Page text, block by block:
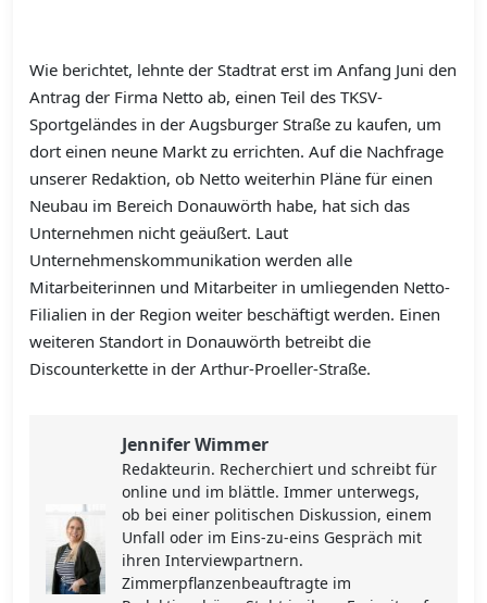
Wie berichtet, lehnte der Stadtrat erst im Anfang Juni den
Antrag der Firma Netto ab, einen Teil des TKSV-
Sportgeländes in der Augsburger Straße zu kaufen, um
dort einen neune Markt zu errichten. Auf die Nachfrage
unserer Redaktion, ob Netto weiterhin Pläne für einen
Neubau im Bereich Donauwörth habe, hat sich das
Unternehmen nicht geäußert. Laut
Unternehmenskommunikation werden alle
Mitarbeiterinnen und Mitarbeiter in umliegenden Netto-
Filialien in der Region weiter beschäftigt werden. Einen
weiteren Standort in Donauwörth betreibt die
Discounterkette in der Arthur-Proeller-Straße.
Jennifer Wimmer
Redakteurin. Recherchiert und schreibt für
online und im blättle. Immer unterwegs,
ob bei einer politischen Diskussion, einem
Unfall oder im Eins-zu-eins Gespräch mit
ihren Interviewpartnern.
Zimmerpflanzenbeauftragte im